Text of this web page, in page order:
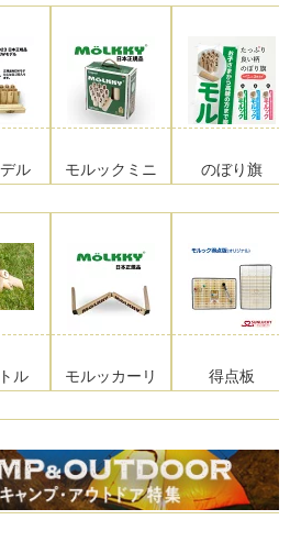
ル モルックミニ のぼり旗
ル モルッカーリ 得点板